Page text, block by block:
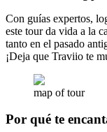
Con guías expertos,
este tour da vida a la
tanto en el pasado
¡Deja que Traviio te
map of tour
Por qué te